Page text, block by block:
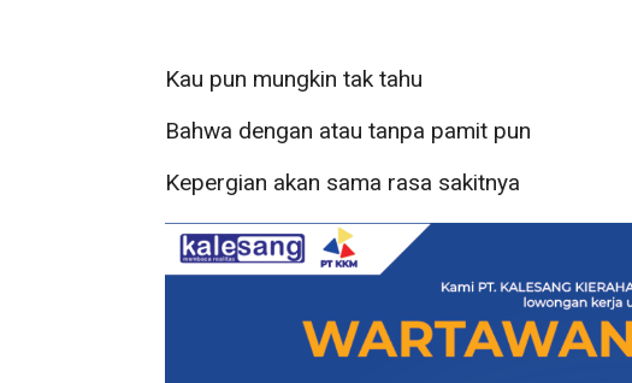
Kau pun mungkin tak tahu
Bahwa dengan atau tanpa pamit pun
Kepergian akan sama rasa sakitnya